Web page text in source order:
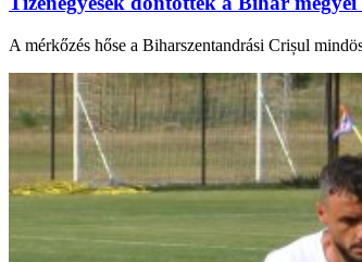
A mérkőzés hőse a Biharszentandrási Crișul